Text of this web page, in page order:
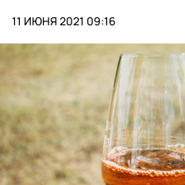
11 ИЮНЯ 2021 09:16